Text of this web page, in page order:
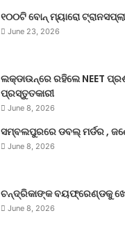
୧୦୦ଟି ବୋନ୍ ମ୍ୟାରୋ
June 23, 2026
ଲକ୍‌ଡାଉନ୍‌ରେ ରହିଲେ NEET
ପ୍ରସ୍ତୁତକାରୀ
June 8, 2026
ସମ୍ବଲପୁରରେ ଡବଲ୍ ମର୍ଡର ,
June 8, 2026
ଚନ୍ଦ୍ରିକାଙ୍କ ବୟଫ୍ରେଣ୍ଡକୁ
June 8, 2026